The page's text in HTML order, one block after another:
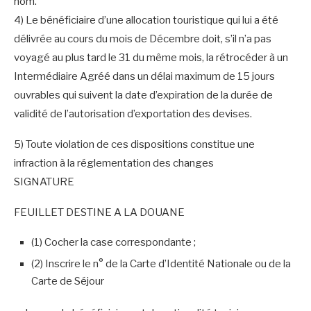
4) Le bénéficiaire d’une allocation touristique qui lui a été
délivrée au cours du mois de Décembre doit, s’il n’a pas
voyagé au plus tard le 31 du même mois, la rétrocéder à un
Intermédiaire Agréé dans un délai maximum de 15 jours
ouvrables qui suivent la date d’expiration de la durée de
validité de l’autorisation d’exportation des devises.
5) Toute violation de ces dispositions constitue une
infraction à la réglementation des changes
SIGNATURE
FEUILLET DESTINE A LA DOUANE
(1) Cocher la case correspondante ;
(2) Inscrire le n° de la Carte d’Identité Nationale ou de la
Carte de Séjour